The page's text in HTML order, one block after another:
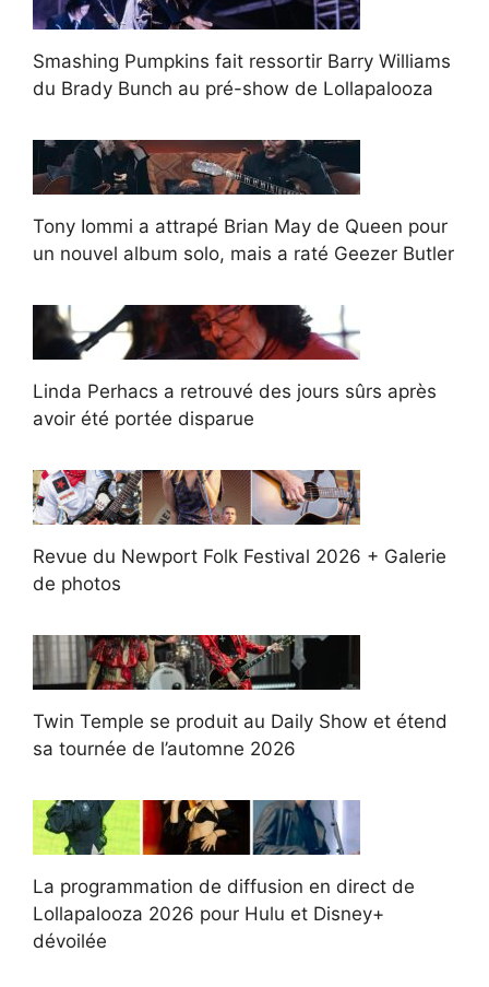
Smashing Pumpkins fait ressortir Barry Williams
du Brady Bunch au pré-show de Lollapalooza
Tony Iommi a attrapé Brian May de Queen pour
un nouvel album solo, mais a raté Geezer Butler
Linda Perhacs a retrouvé des jours sûrs après
avoir été portée disparue
Revue du Newport Folk Festival 2026 + Galerie
de photos
Twin Temple se produit au Daily Show et étend
sa tournée de l’automne 2026
La programmation de diffusion en direct de
Lollapalooza 2026 pour Hulu et Disney+
dévoilée